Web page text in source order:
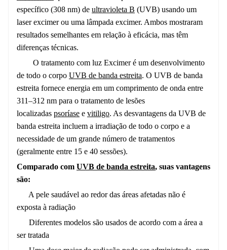
específico (308 nm) de ultravioleta B (UVB) usando um
laser excimer ou uma lâmpada excimer. Ambos mostraram
resultados semelhantes em relação à eficácia, mas têm
diferenças técnicas.
O tratamento com luz Excimer é um desenvolvimento
de todo o corpo UVB de banda estreita. O UVB de banda
estreita fornece energia em um comprimento de onda entre
311–312 nm para o tratamento de lesões
localizadas psoríase e vitiligo. As desvantagens da UVB de
banda estreita incluem a irradiação de todo o corpo e a
necessidade de um grande número de tratamentos
(geralmente entre 15 e 40 sessões).
Comparado com UVB de banda estreita, suas vantagens
são:
A pele saudável ao redor das áreas afetadas não é
exposta à radiação
Diferentes modelos são usados ​​de acordo com a área a
ser tratada